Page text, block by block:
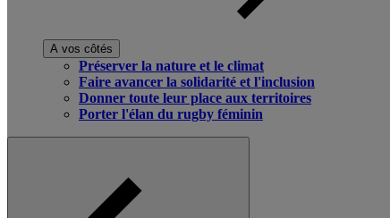
A vos côtés
Préserver la nature et le climat
Faire avancer la solidarité et l'inclusion
Donner toute leur place aux territoires
Porter l'élan du rugby féminin